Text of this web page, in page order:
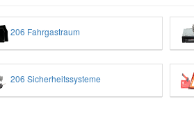
206 Fahrgastraum
206 Sicherheitssysteme